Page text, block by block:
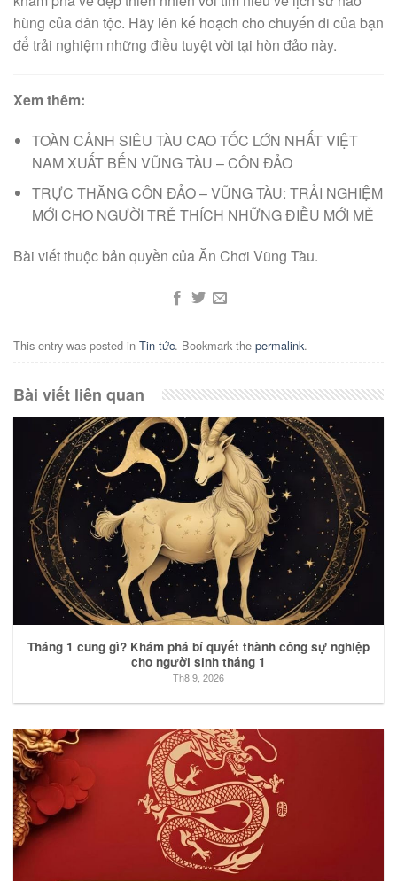
hùng của dân tộc. Hãy lên kế hoạch cho chuyến đi của bạn
để trải nghiệm những điều tuyệt vời tại hòn đảo này.
Xem thêm:
TOÀN CẢNH SIÊU TÀU CAO TỐC LỚN NHẤT VIỆT
NAM XUẤT BẾN VŨNG TÀU – CÔN ĐẢO
TRỰC THĂNG CÔN ĐẢO – VŨNG TÀU: TRẢI NGHIỆM
MỚI CHO NGƯỜI TRẺ THÍCH NHỮNG ĐIỀU MỚI MẺ
Bài viết thuộc bản quyền của Ăn Chơi Vũng Tàu.
This entry was posted in Tin tức. Bookmark the permalink.
Bài viết liên quan
Tháng 1 cung gì? Khám phá bí quyết thành công sự nghiệp
cho người sinh tháng 1
Th8 9, 2026